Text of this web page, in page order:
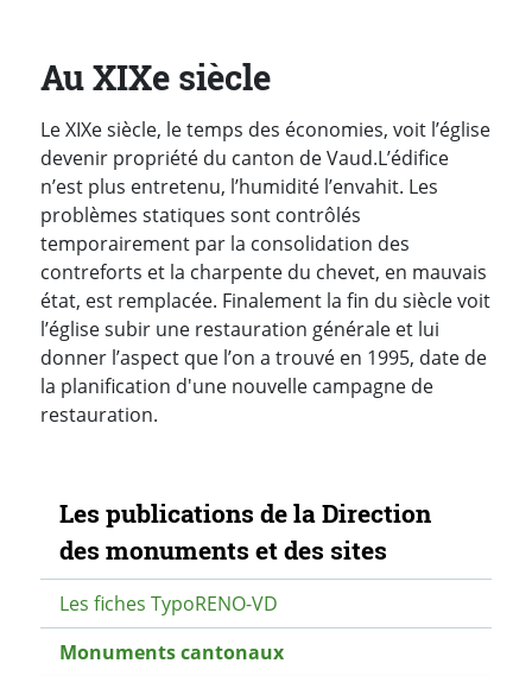
Au XIXe siècle
Le XIXe siècle, le temps des économies, voit l’église
devenir propriété du canton de Vaud.L’édifice
n’est plus entretenu, l’humidité l’envahit. Les
problèmes statiques sont contrôlés
temporairement par la consolidation des
contreforts et la charpente du chevet, en mauvais
état, est remplacée. Finalement la fin du siècle voit
l’église subir une restauration générale et lui
donner l’aspect que l’on a trouvé en 1995, date de
la planification d'une nouvelle campagne de
restauration.
Navigation secondaire
Les publications de la Direction
des monuments et des sites
Les fiches TypoRENO-VD
Monuments cantonaux